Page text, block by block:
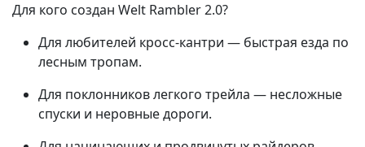
Для кого создан Welt Rambler 2.0?
Для любителей кросс-кантри — быстрая езда по
лесным тропам.
Для поклонников легкого трейла — несложные
спуски и неровные дороги.